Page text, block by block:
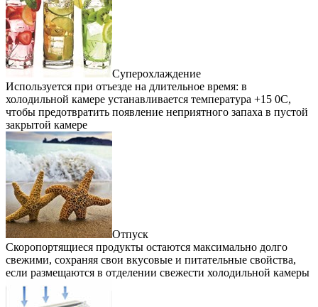
Суперохлаждение
Используется при отъезде на длительное время: в
холодильной камере устанавливается температура +15 0С,
чтобы предотвратить появление неприятного запаха в пустой
закрытой камере
Отпуск
Cкоропортящиеся продукты остаются максимально долго
свежими, сохраняя свои вкусовые и питательные свойства,
если размещаются в отделении свежести холодильной камеры